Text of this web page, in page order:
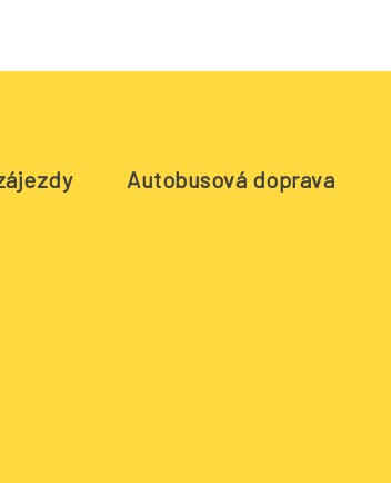
Autobusová doprava